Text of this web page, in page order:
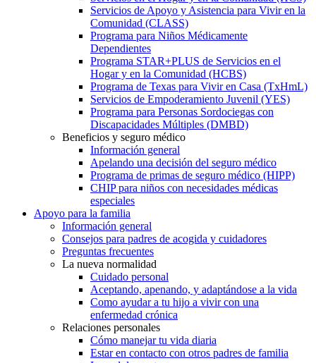
Servicios de Apoyo y Asistencia para Vivir en la
Comunidad (CLASS)
Programa para Niños Médicamente
Dependientes
Programa STAR+PLUS de Servicios en el
Hogar y en la Comunidad (HCBS)
Programa de Texas para Vivir en Casa (TxHmL)
Servicios de Empoderamiento Juvenil (YES)
Programa para Personas Sordociegas con
Discapacidades Múltiples (DMBD)
Beneficios y seguro médico
Información general
Apelando una decisión del seguro médico
Programa de primas de seguro médico (HIPP)
CHIP para niños con necesidades médicas
especiales
Apoyo para la familia
Información general
Consejos para padres de acogida y cuidadores
Preguntas frecuentes
La nueva normalidad
Cuidado personal
Aceptando, apenando, y adaptándose a la vida
Como ayudar a tu hijo a vivir con una
enfermedad crónica
Relaciones personales
Cómo manejar tu vida diaria
Estar en contacto con otros padres de familia